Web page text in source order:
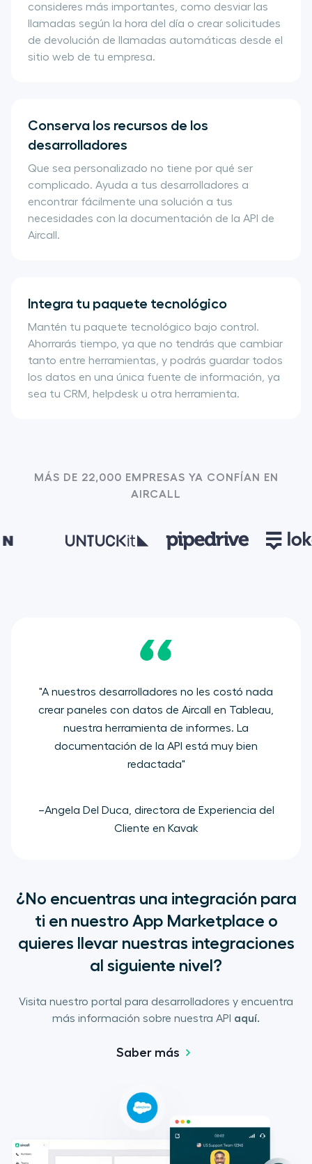
consideres más importantes, como desviar las
llamadas según la hora del día o crear solicitudes
de devolución de llamadas automáticas desde el
sitio web de tu empresa.
Conserva los recursos de los
desarrolladores
Que sea personalizado no tiene por qué ser
complicado. Ayuda a tus desarrolladores a
encontrar fácilmente una solución a tus
necesidades con la documentación de la API de
Aircall.
Integra tu paquete tecnológico
Mantén tu paquete tecnológico bajo control.
Ahorrarás tiempo, ya que no tendrás que cambiar
tanto entre herramientas, y podrás guardar todos
los datos en una única fuente de información, ya
sea tu CRM, helpdesk u otra herramienta.
MÁS DE 22,000 EMPRESAS YA CONFÍAN EN
AIRCALL
"A nuestros desarrolladores no les costó nada
crear paneles con datos de Aircall en Tableau,
nuestra herramienta de informes. La
documentación de la API está muy bien
redactada"
–Angela Del Duca, directora de Experiencia del
Cliente en Kavak
¿No encuentras una integración para
ti en nuestro App Marketplace o
quieres llevar nuestras integraciones
al siguiente nivel?
Visita nuestro portal para desarrolladores y encuentra
más información sobre nuestra API aquí.
Saber más